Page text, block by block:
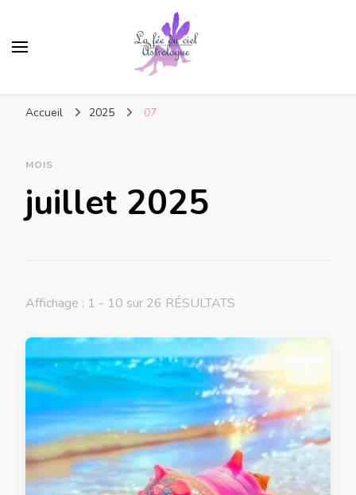
Accueil 2025 07
MOIS
juillet 2025
Affichage : 1 - 10 sur 26 RÉSULTATS